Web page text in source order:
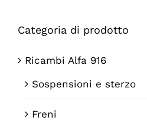
Categoria di prodotto
Ricambi Alfa 916
Sospensioni e sterzo
Freni